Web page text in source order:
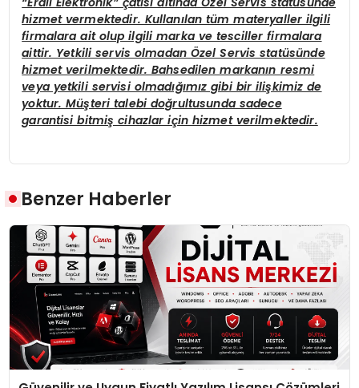
hizmet vermektedir. Kullanılan tüm materyaller ilgili
firmalara ait olup ilgili marka ve tesciller firmalara
aittir. Yetkili servis olmadan Özel Servis statüsünde
hizmet verilmektedir. Bahsedilen markanın resmi
veya yetkili servisi olmadığımız gibi bir ilişkimiz de
yoktur. Müşteri talebi doğrultusunda sadece
garantisi bitmiş cihazlar için hizmet verilmektedir.
Benzer Haberler